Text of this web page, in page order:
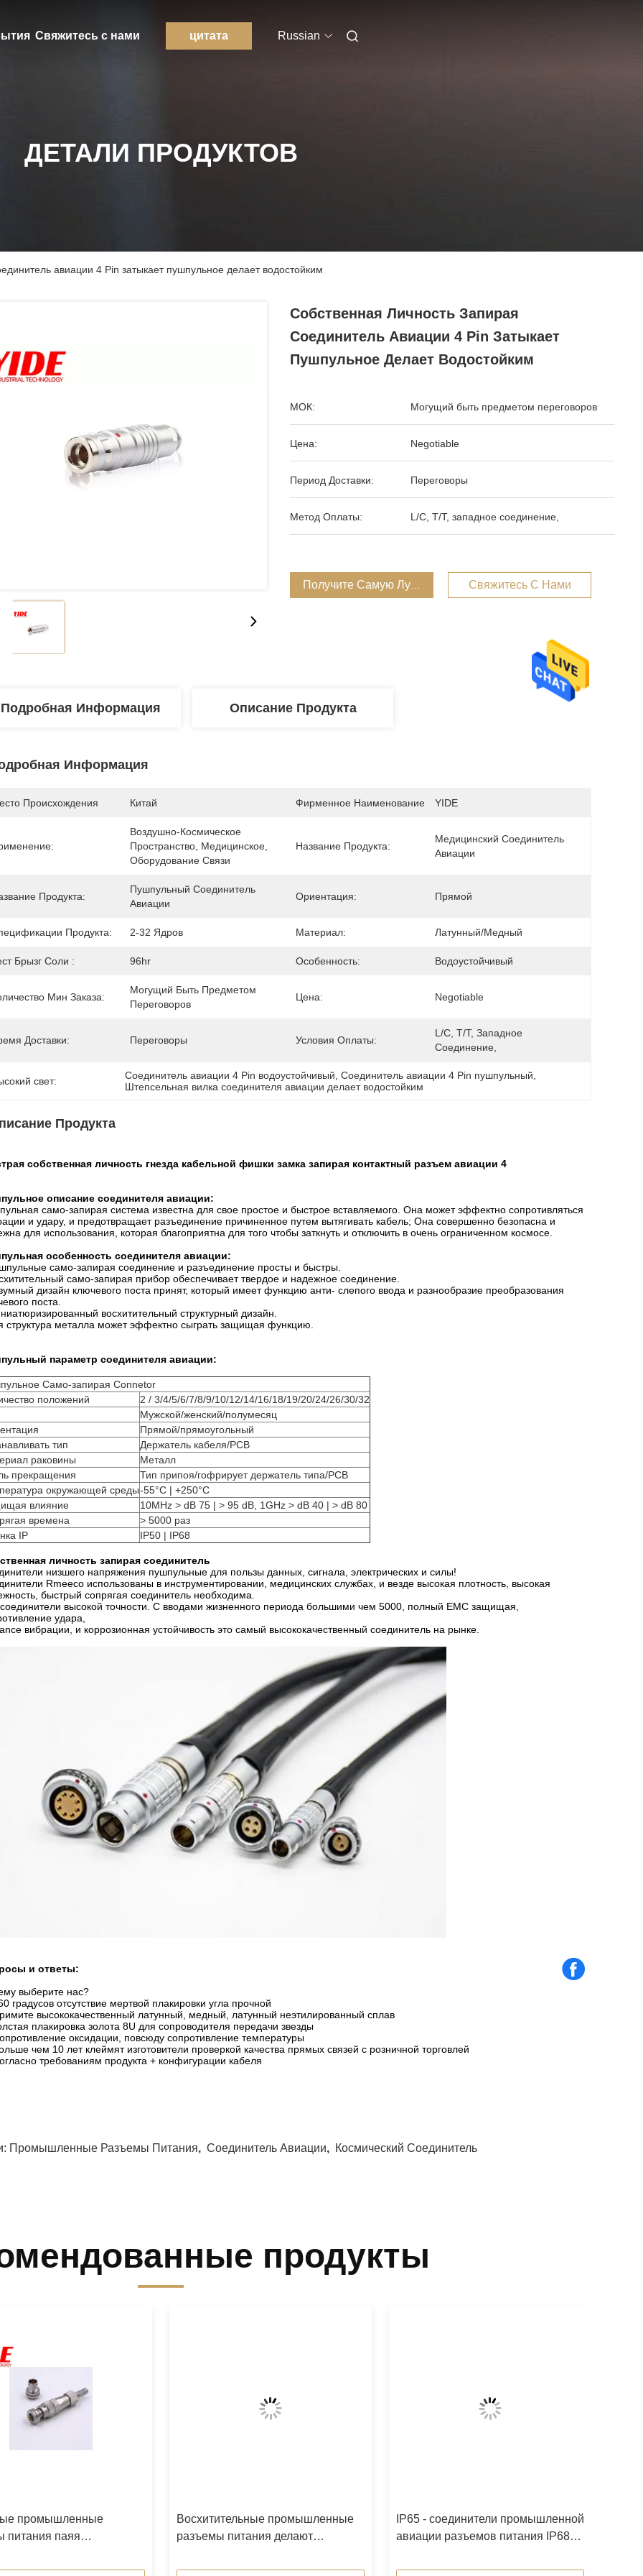
Свяжитесь с нами цитата Russian
ДЕТАЛИ ПРОДУКТОВ
авиации 4 Pin затыкает пушпульное делает водостойким
Собственная Личность Запирая
Соединитель Авиации 4 Pin Затыкает
Пушпульное Делает Водостойким
МОК: Могущий быть предметом переговоров
Цена: Negotiable
Период Доставки: Переговоры
Метод Оплаты: L/C, T/T, западное соединение,
Получите Самую Лучшую ЦенуСвяжитесь С Нами
Подробная Информация Описание Продукта
Информация
Происхождения Китай Фирменное Наименование YIDE
Воздушно-Космическое
Пространство, Медицинское,
Оборудование Связи
Название Продукта:
Медицинский Соединитель
Авиации
Продукта:
Пушпульный Соединитель
Авиации
Ориентация: Прямой
Продукта: 2-32 Ядров Материал: Латунный/медный
Брызг Соли : 96hr Особенность: Водоустойчивый
Мин Заказа:
Могущий Быть Предметом
Переговоров
Цена: Negotiable
Доставки: Переговоры Условия Оплаты:
L/C, T/T, Западное
Соединение,
свет: Соединитель авиации 4 Pin водоустойчивый , Соединитель авиации 4 Pin пушпульный
Штепсельная вилка соединителя авиации делает водостойким
Продукта
собственная личность гнезда кабельной фишки замка запирая контактный разъем авиации 4
описание соединителя авиации:
само-запирая система известна для свое простое и быстрое вставляемого. Она может эффектно сопротивляться
и удару, и предотвращает разъединение причиненное путем вытягивать кабель; Она совершенно безопасна и
для использования, которая благоприятна для того чтобы заткнуть и отключить в очень ограниченном космосе.
особенность соединителя авиации:
само-запирая соединение и разъединение просты и быстры.
само-запирая прибор обеспечивает твердое и надежное соединение.
дизайн ключевого поста принят, который имеет функцию анти- слепого ввода и разнообразие преобразования
поста.
восхитительный структурный дизайн.
структура металла может эффектно сыграть защищая функцию.
параметр соединителя авиации:
Само-запирая Connetor
положений
2 / 3/4/5/6/7/8/9/10/12/14/16/18/19/20/24/26/30/32
Мужской/женский/полумесяц
Прямой/прямоугольный
тип
Держатель кабеля/PCB
раковины
Металл
прекращения
Тип припоя/гофрирует держатель типа/PCB
окружающей среды-55°C | +250°C
влияние
10MHz > dB 75 | > 95 dB, 1GHz > dB 40 | > dB 80
времена
> 5000 раз
IP
IP50 | IP68
личность запирая соединитель
низшего напряжения пушпульные для пользы данных, сигнала, электрических и силы!
Rmeeco использованы в инструментировании, медицинских службах, и везде высокая плотность, высокая
быстрый сопрягая соединитель необходима.
высокой точности. С вводами жизненного периода большими чем 5000, полный EMC защищая,
удара,
вибрации, и коррозионная устойчивость это самый высококачественный соединитель на рынке.
и ответы:
выберите нас?
градусов отсутствие мертвой плакировки угла прочной
высококачественный латунный, медный, латунный неэтилированный сплав
плакировка золота 8U для сопроводителя передачи звезды
оксидации, повсюду сопротивление температуры
чем 10 лет клеймят изготовители проверкой качества прямых связей с розничной торговлей
требованиям продукта + конфигурации кабеля
Промышленные Разъемы Питания, Соединитель Авиации, Космический Соединитель
продукты
промышленные
питания паяя
Восхитительные промышленные
разъемы питания делают
водостойким
IP65 - соединители промышленной
авиации разъемов питания IP68